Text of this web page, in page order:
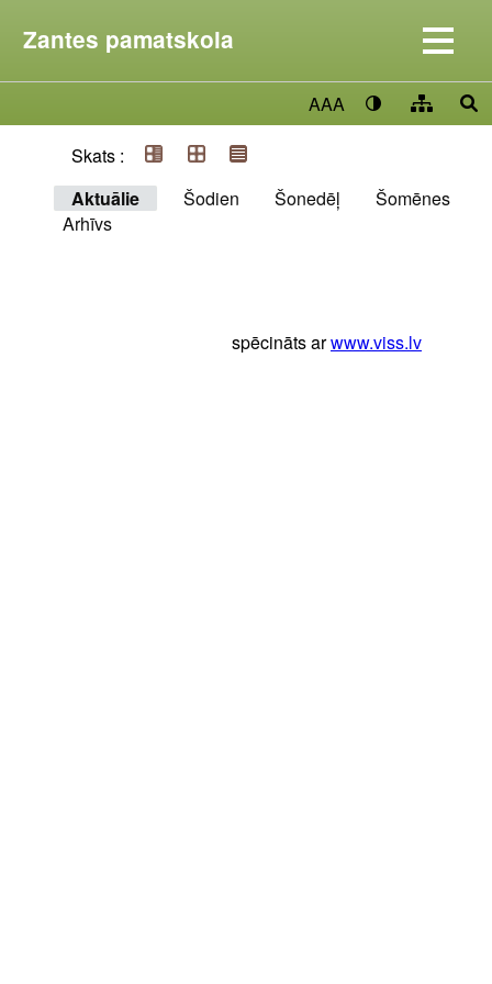
Zantes pamatskola
AAA
Skats :
Aktuālie
Šodien Šonedēļ
Šomēnes
Arhīvs
spēcināts arwww.viss.lv